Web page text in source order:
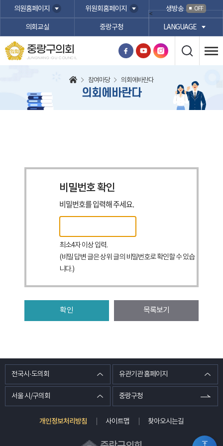
본문바로가기
의원홈페이지 위원회홈페이지 생방송 OFF
의회교실 중랑구청
<
LANGUAGE
중랑구의회
JUNGNANG-GU COUNCIL
참여마당 의회에바란다
의회에바란다
비밀번호 확인
비밀번호를 입력해 주세요.
최소4자 이상 입력.
(비밀 답변 글은 상위 글의 비밀번호로 확인할 수 있습
니다.)
확인 목록보기
전국시·도의회 유관기관 홈페이지
서울 시/구의회 중랑구청
개인정보처리방침 사이트맵 찾아오시는길